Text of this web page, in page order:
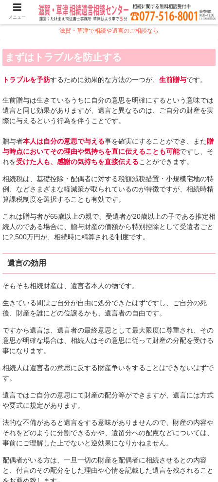
滋賀・草津で相続や遺言のご相談なら
まずはトラブルを防止する
トラブルを予防するために効果的な方法の一つが、 生前贈与です。
生前贈与は生きているうちに自分の意思を明確にするという意味では
遺言と同じ効果がありますが、遺言と異なるのは、ご自分の財産を実
際に与えるという行為を伴うことです。
贈与者本人は自分の意思で与える事を確実にすることができ、また贈
与時点においてその理由や気持ちを直に伝えることも可能ですし、そ
れを受けた人も、感謝の気持ちを直接伝えることができます。
相続税は、基礎控除・配偶者に対する税額減税措置・小規模宅地の特
例、などさまざまな軽減策が取られているのが特徴ですが、相続時精
算課税制度を選択することも有効です。
これは贈与者が65歳以上の親で、受遺者が20歳以上の子である推定相
続人のである場合に、贈与財産の価額から特別控除として受遺者ごと
に2,500万円が、相続時に精算される制度です。
遺言の効用
そもそも相続財産は、遺言者本人の物です。
生きている間はご自分が自由に処分できたはずですし、ご自分の死
後、財産を誰にどの位譲るかも、遺言者の自由です。
ですから遺言は、遺言者の最終意思として最大限度に尊重され、その
意思が明確な場合は、相続人はその意思に従って財産の分配を受ける
事になります。
相続人は遺言者の意思に反する財産争いをすることはできないはずで
す。
遺言ではご自分の意思にて財産の配分等ができますが、遺言には方式
や要式に規定があります。
法的な不備があると遺言をする意味がありませんので、財産の内容や
それをどのように分割できるかや、遺留分への配慮などについては、
事前にご理解した上でないと逆効果になりかねません。
配偶者がいる方は、一旦一切の財産を配偶者に相続させるとの内容
と、付言のその配分をした理由や心情を記載した遺言を残されること
メニュー